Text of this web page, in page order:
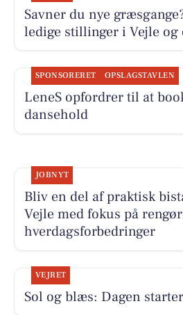
Savner du nye
ledige stillinger i Vejle og
SPONSORERET OPSLAGSTAVLEN
LeneS opfordrer til at
dansehold
JOBNYT
Bliv en del af praktisk
Vejle med fokus på
hverdagsforbedringer
VEJRET
Sol og blæs: Dagen